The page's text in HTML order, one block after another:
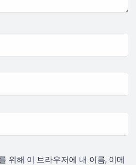
위해 이 브라우저에 내 이름, 이메